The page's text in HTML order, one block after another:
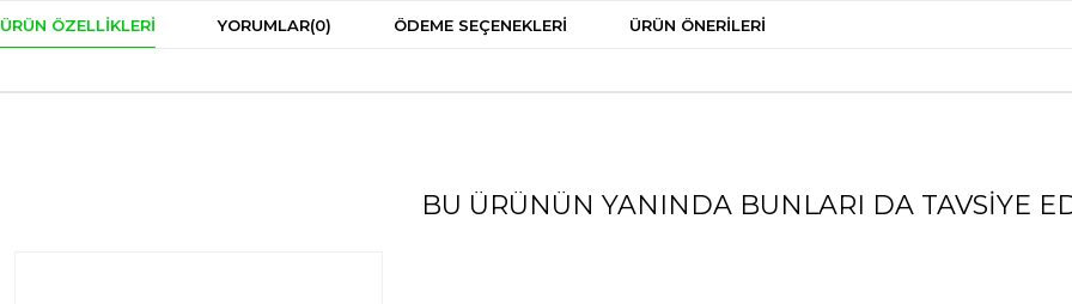
ÜRÜN ÖZELLIKLERI YORUMLAR(0) ÖDEME SEÇENEKLERI ÜRÜN ÖNERILERI
BU ÜRÜNÜN YANINDA BUNLARI DA TAVSIYE